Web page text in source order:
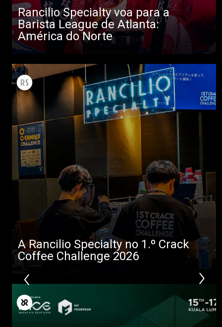
Rancilio Specialty voa para a
Barista League de Atlanta:
América do Norte
A Rancilio Specialty no 1.º Crack
Coffee Challenge 2026
Todos
Produtos
Notícias
Descarregar
Mais